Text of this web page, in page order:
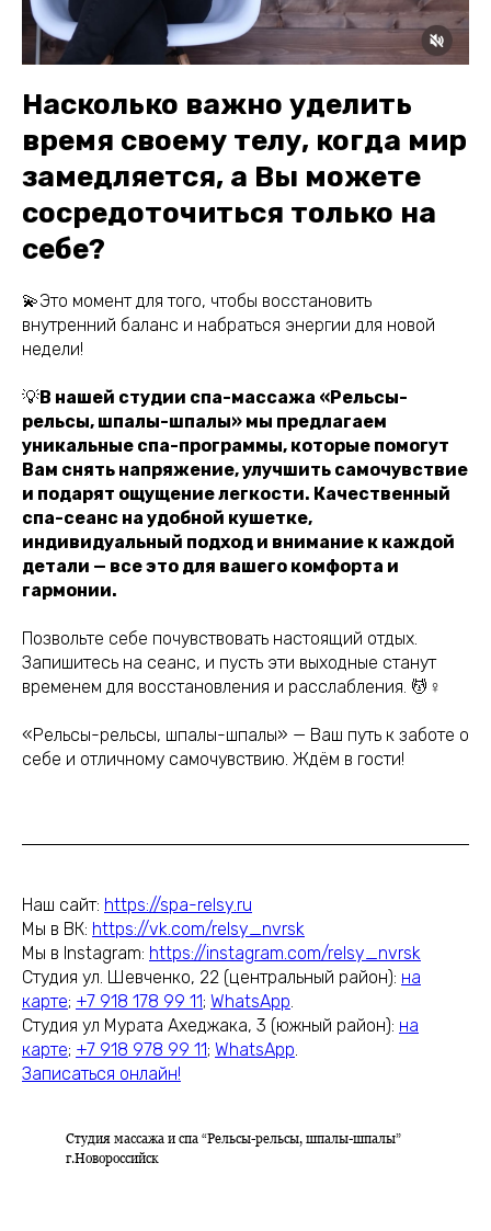
Насколько важно уделить
время своему телу, когда мир
замедляется, а Вы можете
сосредоточиться только на
себе?
💫Это момент для того, чтобы восстановить
внутренний баланс и набраться энергии для новой
недели!
💡В нашей студии спа-массажа «Рельсы-
рельсы, шпалы-шпалы» мы предлагаем
уникальные спа-программы, которые помогут
Вам снять напряжение, улучшить самочувствие
и подарят ощущение легкости. Качественный
спа-сеанс на удобной кушетке,
индивидуальный подход и внимание к каждой
детали — все это для вашего комфорта и
гармонии.
Позвольте себе почувствовать настоящий отдых.
Запишитесь на сеанс, и пусть эти выходные станут
временем для восстановления и расслабления. 💆♀️
«Рельсы-рельсы, шпалы-шпалы» — Ваш путь к заботе о
себе и отличному самочувствию. Ждём в гости!
Наш сайт: https://spa-relsy.ru
Мы в ВК: https://vk.com/relsy_nvrsk
Мы в Instagram: https://instagram.com/relsy_nvrsk
Студия ул. Шевченко, 22 (центральный район): на
карте; +7 918 178 99 11; WhatsApp.
Студия ул Мурата Ахеджака, 3 (южный район): на
карте; +7 918 978 99 11; WhatsApp.
Записаться онлайн!
Студия массажа и спа “Рельсы-рельсы, шпалы-шпалы”
г.Новороссийск